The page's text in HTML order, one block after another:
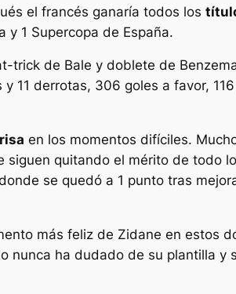
el francés ganaría todos los
y 1 Supercopa de España.
trick de Bale y doblete de
11 derrotas, 306 goles a favor,
en los momentos difíciles.
quitando el mérito de todo
se quedó a 1 punto tras
más feliz de Zidane en estos
nunca ha dudado de su plantilla y